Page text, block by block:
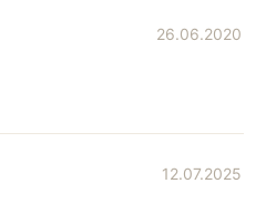
26.06.2020
12.07.2025